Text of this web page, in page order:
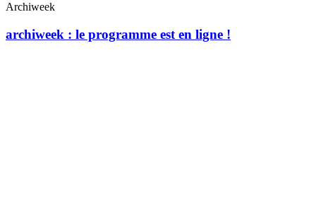
Archiweek
archiweek : le programme est en ligne !